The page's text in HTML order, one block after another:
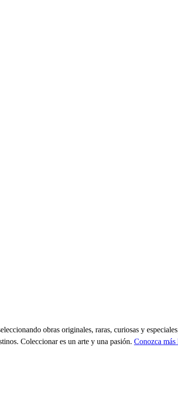
obras originales, raras, curiosas y
Coleccionar es un arte y una pasión. Conozca